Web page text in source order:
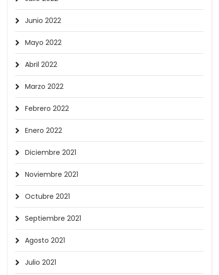
Junio 2022
Mayo 2022
Abril 2022
Marzo 2022
Febrero 2022
Enero 2022
Diciembre 2021
Noviembre 2021
Octubre 2021
Septiembre 2021
Agosto 2021
Julio 2021